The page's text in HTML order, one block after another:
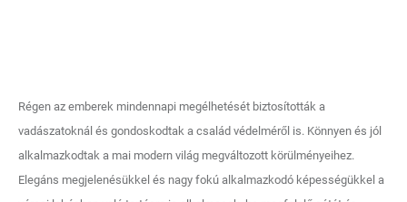
Régen az emberek mindennapi megélhetését biztosították a
vadászatoknál és gondoskodtak a család védelméről is. Könnyen és jól
alkalmazkodtak a mai modern világ megváltozott körülményeihez.
Elegáns megjelenésükkel és nagy fokú alkalmazkodó képességükkel a